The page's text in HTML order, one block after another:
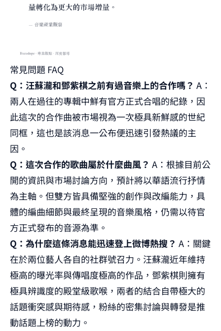
常見問題 FAQ
Q：汪蘇瀧和鄧紫棋之前有過音樂上的合作嗎？ A：
兩人在過往的專輯中鮮有官方正式合唱的紀錄，因
此這次的合作曲被市場視為一次極具新鮮感的世紀
同框，這也是該消息一公布便迅速引發熱議的主
因。
Q：這次合作的歌曲屬於什麼曲風？ A：根據目前公
開的資訊與市場討論方向，預計將以華語流行抒情
為主軸。但雙方皆具備堅強的創作與改編能力，具
體的編曲細節與最終呈現的音樂風格，仍需以待官
方正式發布的音源為準。
Q：為什麼這條消息能迅速登上微博熱搜？ A：關鍵
在於兩位藝人各自的社群號召力。汪蘇瀧近年維持
極高的曝光率與傳唱度極高的作品，鄧紫棋則擁有
極具辨識度的殿堂級歌喉，兩者的結合自帶極大的
話題衝突感與期待感，粉絲的密集討論與轉發是推
動話題上榜的動力。